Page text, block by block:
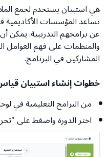
هي استبيان يستخدم لجمع
تساعد المؤسسات
عن برامجهم التدريبية. يمكن
والمنظمات على فهم العوامل
المشاركين في البرنامج.
خطوات إنشاء استبيان
من البرامج التعليمية في
اختر الدورة واضغط على